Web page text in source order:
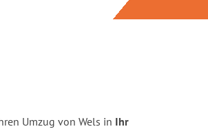
Umzug von Wels in Ihr